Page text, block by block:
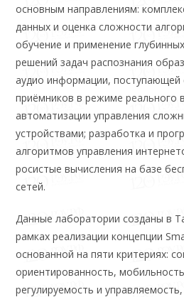
основным направлениям:
данных и оценка сложности
обучение и применение
решений задач распознания
аудио информации, поступающей
приёмников в режиме реального
автоматизации управления
устройствами; разработка и
алгоритмов управления
росистые вычисления на базе
сетей.
Данные лаборатории созданы в
рамках реализации концепции
основанной на пяти критериях:
ориентированность,
регулируемость и